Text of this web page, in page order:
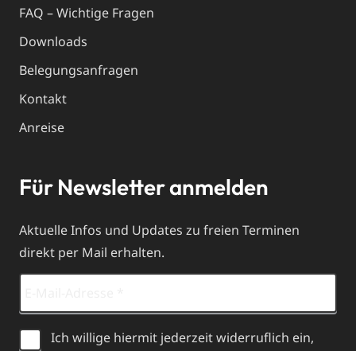
FAQ – Wichtige Fragen
Downloads
Belegungsanfragen
Kontakt
Anreise
Für Newsletter anmelden
Aktuelle Infos und Updates zu freien Terminen
direkt per Mail erhalten.
Ich willige hiermit jederzeit widerruflich ein,